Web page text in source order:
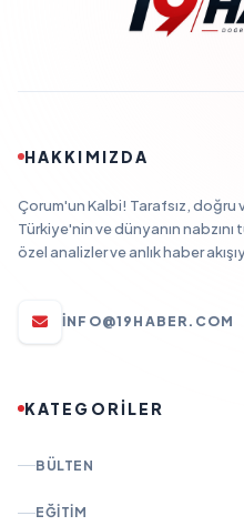
HAKKIMIZDA
Çorum'un Kalbi! Tarafsız, doğru
Türkiye'nin ve dünyanın
özel analizler ve anlık haber
INFO@19HABER.COM
KATEGORİLER
BÜLTEN
EĞITIM